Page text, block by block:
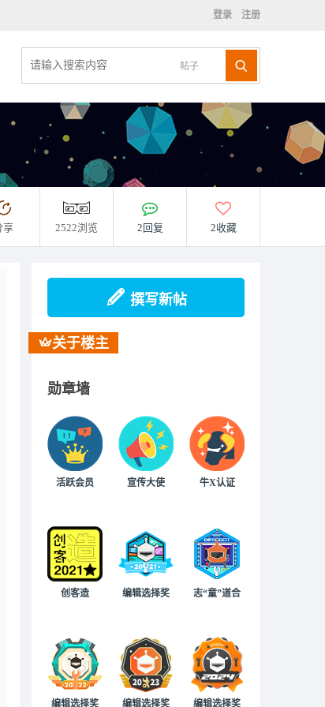
登录 注册
帖子
享 2522浏览 2回复 2收藏
撰写新帖
关于楼主
勋章墙
活跃会员 宣传大使 牛X认证
创客造 编辑选择奖 志“童”道合
编辑选择奖 编辑选择奖 编辑选择奖